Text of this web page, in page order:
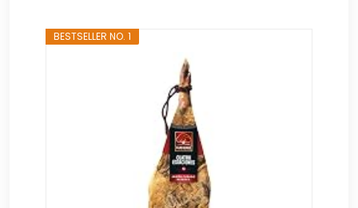
BESTSELLER NO. 1